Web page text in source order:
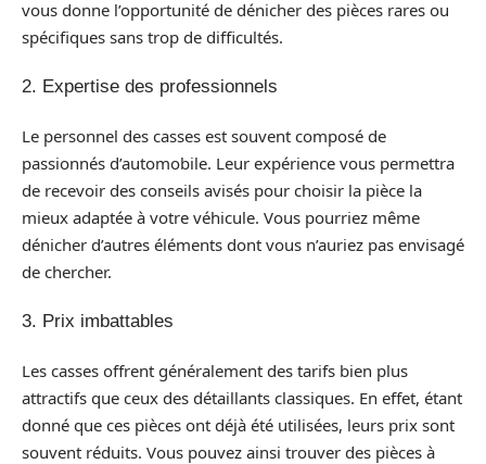
vous donne l’opportunité de dénicher des pièces rares ou
spécifiques sans trop de difficultés.
2. Expertise des professionnels
Le personnel des casses est souvent composé de
passionnés d’automobile. Leur expérience vous permettra
de recevoir des conseils avisés pour choisir la pièce la
mieux adaptée à votre véhicule. Vous pourriez même
dénicher d’autres éléments dont vous n’auriez pas envisagé
de chercher.
3. Prix imbattables
Les casses offrent généralement des tarifs bien plus
attractifs que ceux des détaillants classiques. En effet, étant
donné que ces pièces ont déjà été utilisées, leurs prix sont
souvent réduits. Vous pouvez ainsi trouver des pièces à